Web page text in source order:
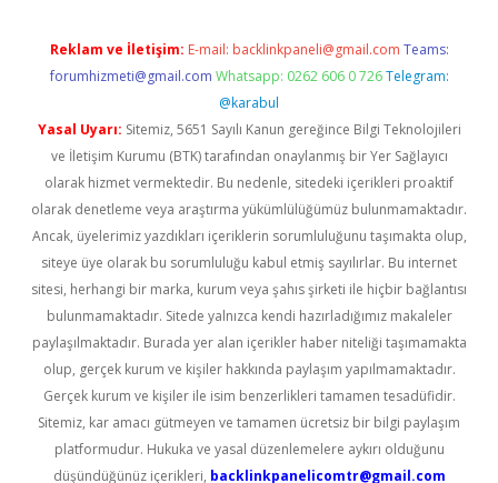
Reklam ve İletişim: E-mail: backlinkpaneli@gmail.com Teams:
forumhizmeti@gmail.com Whatsapp: 0262 606 0 726 Telegram:
@karabul
Yasal Uyarı: Sitemiz, 5651 Sayılı Kanun gereğince Bilgi Teknolojileri
ve İletişim Kurumu (BTK) tarafından onaylanmış bir Yer Sağlayıcı
olarak hizmet vermektedir. Bu nedenle, sitedeki içerikleri proaktif
olarak denetleme veya araştırma yükümlülüğümüz bulunmamaktadır.
Ancak, üyelerimiz yazdıkları içeriklerin sorumluluğunu taşımakta olup,
siteye üye olarak bu sorumluluğu kabul etmiş sayılırlar. Bu internet
sitesi, herhangi bir marka, kurum veya şahıs şirketi ile hiçbir bağlantısı
bulunmamaktadır. Sitede yalnızca kendi hazırladığımız makaleler
paylaşılmaktadır. Burada yer alan içerikler haber niteliği taşımamakta
olup, gerçek kurum ve kişiler hakkında paylaşım yapılmamaktadır.
Gerçek kurum ve kişiler ile isim benzerlikleri tamamen tesadüfidir.
Sitemiz, kar amacı gütmeyen ve tamamen ücretsiz bir bilgi paylaşım
platformudur. Hukuka ve yasal düzenlemelere aykırı olduğunu
düşündüğünüz içerikleri, backlinkpanelicomtr@gmail.com